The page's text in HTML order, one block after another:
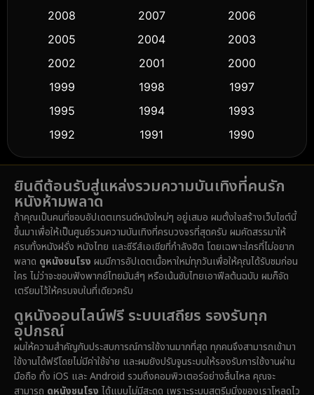
Crime อาชญากรรม (511)
Cult Film
Dance เต้น (10)
Detective สืบสวน (58)
Detective สืบสวน
Disaster
Disney+ (5)
Documentary สารคดี (91)
Dystopian
Emotional (61)
2008
2007
2006
2005
2004
2003
2002
2001
2000
1999
1998
1997
1995
1994
1993
1992
1991
1990
1989
1988
1986
1985
1983
1982
1981
1971
1962 1953
ยินดีต้อนรับสู่แหล่งรวมความบันเทิงที่คนรัก
หนังห้ามพลาด
ถ้าคุณเป็นคนที่ชอบอัปเดตเทรนด์หนังใหม่ๆ อยู่เสมอ ผมตั้งใจสร้างเว็บไซต์นี้
ขึ้นมาเพื่อให้เป็นศูนย์รวมความบันเทิงที่ครบวงจรที่สุดครับ ผมคัดสรรมาให้
ครบทั้งหนังฝรั่ง หนังไทย และซีรีส์เอเชียที่กำลังฮิต โดยเฉพาะใครที่ไม่อยาก
พลาด ดูหนังชนโรง ผมมีการอัปเดตเนื้อหาใหม่ทุกวันเพื่อให้คุณได้รับชมก่อน
ใคร ไม่ว่าจะชอบฟังพากย์ไทยมันส์ๆ หรือเน้นซับไทยเอาฟีลต้นฉบับ ผมก็จัด
เตรียมไว้ให้ครบจบในที่เดียวครับ
ดูหนังออนไลน์ฟรี ระบบเสถียร รองรับทุก
อุปกรณ์
ผมให้ความสำคัญกับประสบการณ์การใช้งานมากที่สุด ทุกคนจึงสามารถเข้ามา
ใช้งานได้ฟรีโดยไม่มีค่าใช้จ่าย และผมยังปรับจูนระบบให้รองรับการใช้งานผ่าน
มือถือ ทั้ง iOS และ Android รวมถึงคอมพิวเตอร์อย่างลื่นไหล คุณจะ
สามารถ ดูหนังชนโรง ได้แบบไม่มีสะดุด เพราะระบบสตรีมมิ่งของเราโหลดไว